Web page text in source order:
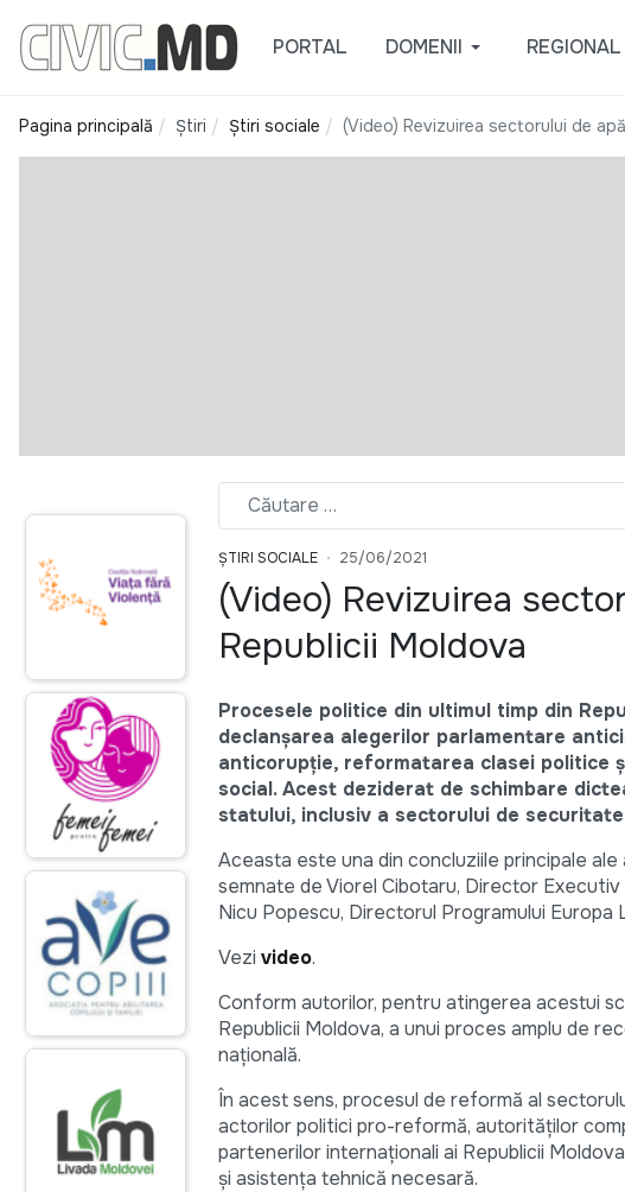
PORTAL DOMENII REGIONAL
Pagina principală Știri Știri sociale (Video) Revizuirea sectorului de
ȘTIRI SOCIALE 25/06/2021
(Video) Revizuirea
Republicii Moldova
Procesele politice din ultimul timp din
declanșarea alegerilor parlamentare
anticorupție, reformatarea clasei politice
social. Acest deziderat de schimbare
statului, inclusiv a sectorului de
Aceasta este una din concluziile principale
semnate de Viorel Cibotaru, Director
Nicu Popescu, Directorul Programului Europa
Vezi video.
Conform autorilor, pentru atingerea acestui
Republicii Moldova, a unui proces amplu de
națională.
În acest sens, procesul de reformă al
actorilor politici pro-reformă, autorităților
partenerilor internaționali ai Republicii
și asistența tehnică necesară.